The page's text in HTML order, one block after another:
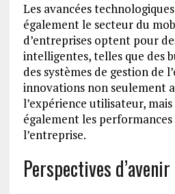
Les avancées
également le secteur du
d’entreprises optent pour
intelligentes, telles que des
des systèmes de gestion de
innovations non seulement
l’expérience utilisateur,
également les performances
l’entreprise.
Perspectives d’avenir